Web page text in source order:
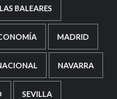
BALEARES
MADRID
NAVARRA
SEVILLA